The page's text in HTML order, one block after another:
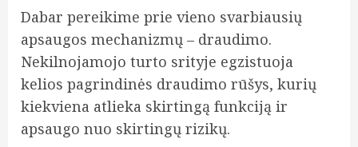
Dabar pereikime prie vieno svarbiausių
apsaugos mechanizmų – draudimo.
Nekilnojamojo turto srityje egzistuoja
kelios pagrindinės draudimo rūšys, kurių
kiekviena atlieka skirtingą funkciją ir
apsaugo nuo skirtingų rizikų.